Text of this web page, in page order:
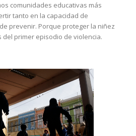
comunidades educativas más
tanto en la capacidad de
prevenir. Porque proteger la niñez
del primer episodio de violencia.